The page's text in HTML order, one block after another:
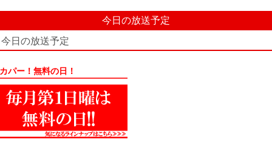
今日の放送予定
今日の放送予定
パー！無料の日！